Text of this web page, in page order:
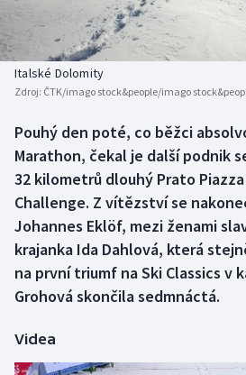
Basketbal
Biatlon
Box
Curling
Dostihy
Florbal
Futsal
Historické návraty
Aplikace ČT sport
Italské Dolomity
Zdroj: ČTK/imago stock&people/imago
Pouhý den poté, co běžci
Marathon, čekal je další podnik
32 kilometrů dlouhý Prato
Challenge. Z vítězství se
Johannes Eklöf, mezi ženami
krajanka Ida Dahlová, která
na první triumf na Ski Classics v
Grohová skončila sedmnáctá.
Videa